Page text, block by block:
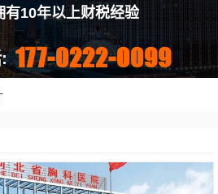
有10年以上财税经验
177-0222-0099